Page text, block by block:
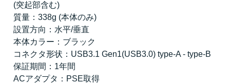
(突起部含む)
質量：338g (本体のみ)
設置方向：水平/垂直
本体カラー：ブラック
コネクタ形状：USB3.1 Gen1(USB3.0) type-A - type-B
保証期間：1年間
ACアダプタ：PSE取得